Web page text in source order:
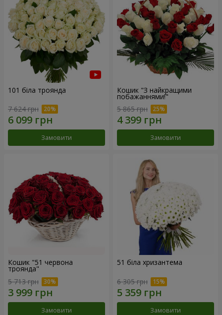
101 біла троянда
7 624 грн
Замовити
Кошик "З найкращими
побажаннями!"
5 865 грн
Замовити
Кошик "51 червона
троянда"
5 713 грн
Замовити
51 біла хризантема
6 305 грн
Замовити